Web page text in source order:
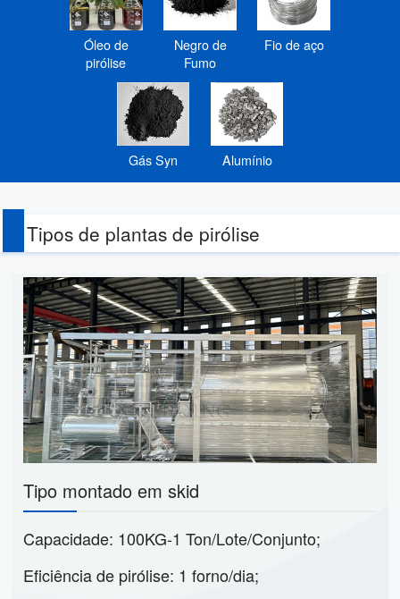
Óleo de
pirólise
Negro de
Fumo
Fio de aço
Gás Syn Alumínio
Tipos de plantas de pirólise
Tipo montado em skid
Capacidade: 100KG-1 Ton/Lote/Conjunto;
Eficiência de pirólise: 1 forno/dia;